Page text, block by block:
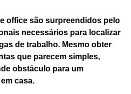
office são surpreendidos pelo
necessários para localizar
de trabalho. Mesmo obter
que parecem simples,
obstáculo para um
casa.